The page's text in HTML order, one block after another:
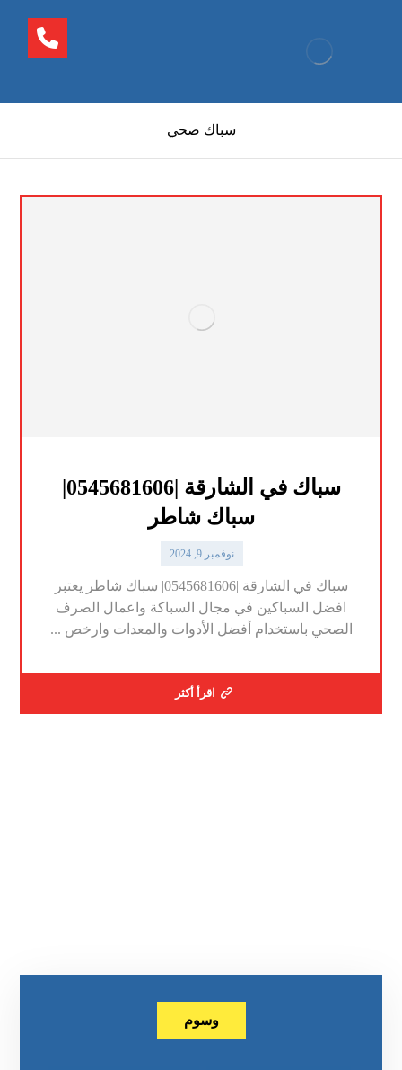
سباك صحي
سباك في الشارقة |0545681606|
سباك شاطر
نوفمبر 9, 2024
سباك في الشارقة |0545681606| سباك شاطر يعتبر
افضل السباكين في مجال السباكة واعمال الصرف
الصحي باستخدام أفضل الأدوات والمعدات وارخص ...
اقرأ أكثر
وسوم